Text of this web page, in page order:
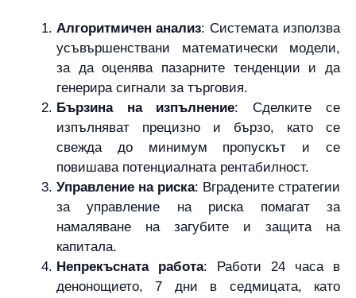
Алгоритмичен анализ: Системата използва
усъвършенствани математически модели,
за да оценява пазарните тенденции и да
генерира сигнали за търговия.
Бързина на изпълнение: Сделките се
изпълняват прецизно и бързо, като се
свежда до минимум пропускът и се
повишава потенциалната рентабилност.
Управление на риска: Вградените стратегии
за управление на риска помагат за
намаляване на загубите и защита на
капитала.
Непрекъсната работа: Работи 24 часа в
денонощието, 7 дни в седмицата, като